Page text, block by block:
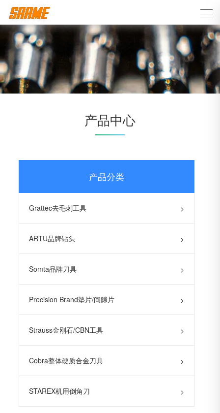
产品中心
产品分类
Grattec去毛刺工具 >
ARTU品牌钻头 >
Somta品牌刀具 >
Precision Brand垫片/间隙片 >
Strauss金刚石/CBN工具 >
Cobra整体硬质合金刀具 >
STAREX机用倒角刀 >